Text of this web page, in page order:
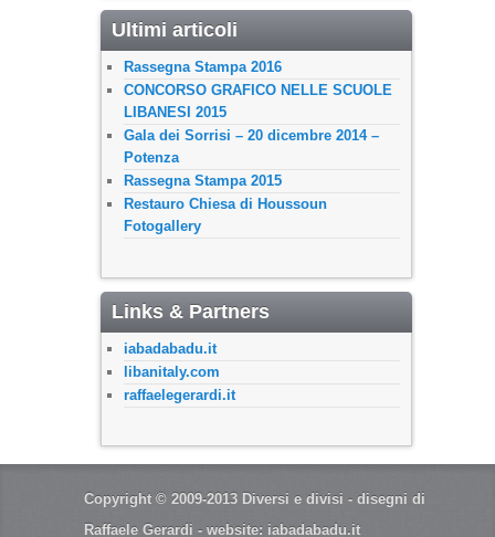
Ultimi articoli
Rassegna Stampa 2016
CONCORSO GRAFICO NELLE SCUOLE
LIBANESI 2015
Gala dei Sorrisi – 20 dicembre 2014 –
Potenza
Rassegna Stampa 2015
Restauro Chiesa di Houssoun
Fotogallery
Links & Partners
iabadabadu.it
libanitaly.com
raffaelegerardi.it
Copyright © 2009-2013 Diversi e divisi - disegni di
Raffaele Gerardi - website: iabadabadu.it